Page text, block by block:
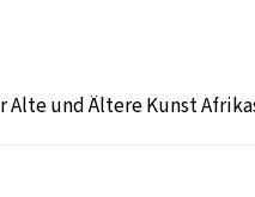
und Ältere Kunst